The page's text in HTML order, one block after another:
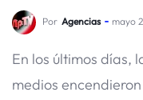
Por Agencias mayo
En los últimos días,
medios